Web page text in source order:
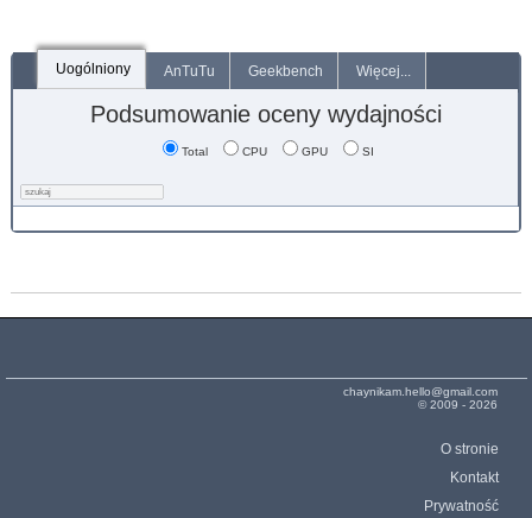
Uogólniony AnTuTu Geekbench Więcej...
Podsumowanie oceny wydajności
Total CPU GPU SI
chaynikam.hello@gmail.com
© 2009 - 2026
O stronie
Kontakt
Prywatność